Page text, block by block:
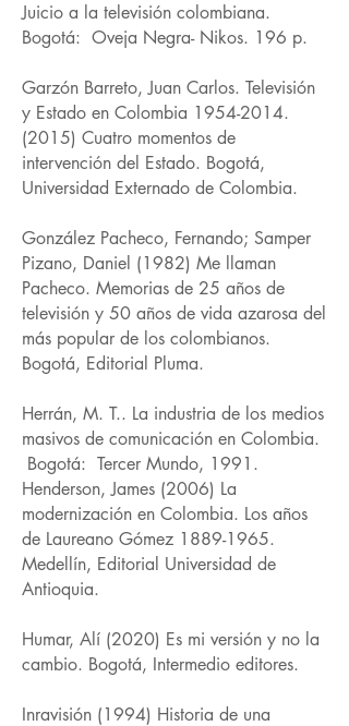
Juicio a la televisión colombiana.
Bogotá: Oveja Negra- Nikos. 196 p.
Garzón Barreto, Juan Carlos. Televisión
y Estado en Colombia 1954-2014.
(2015) Cuatro momentos de
intervención del Estado. Bogotá,
Universidad Externado de Colombia.
González Pacheco, Fernando; Samper
Pizano, Daniel (1982) Me llaman
Pacheco. Memorias de 25 años de
televisión y 50 años de vida azarosa del
más popular de los colombianos.
Bogotá, Editorial Pluma.
Herrán, M. T.. La industria de los medios
masivos de comunicación en Colombia.
Bogotá: Tercer Mundo, 1991.
Henderson, James (2006) La
modernización en Colombia. Los años
de Laureano Gómez 1889-1965.
Medellín, Editorial Universidad de
Antioquia.
Humar, Alí (2020) Es mi versión y no la
cambio. Bogotá, Intermedio editores.
Inravisión (1994) Historia de una